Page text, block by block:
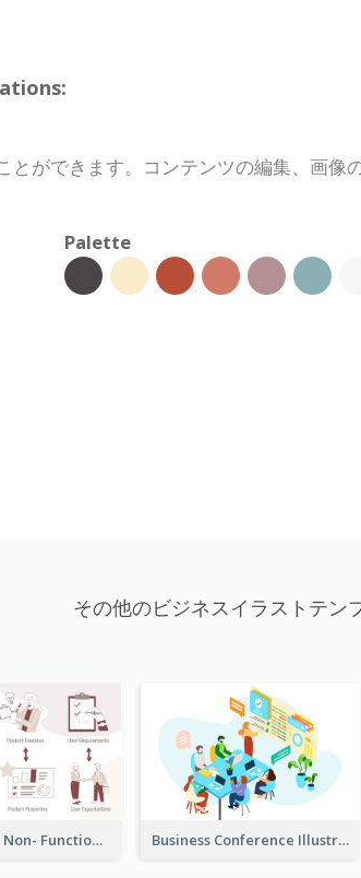
とができます。コンテンツの編集、画
Palette
その他のビジネスイラストテン
Functional & Non- Functional Requirements Illustration Business Conference Illustration